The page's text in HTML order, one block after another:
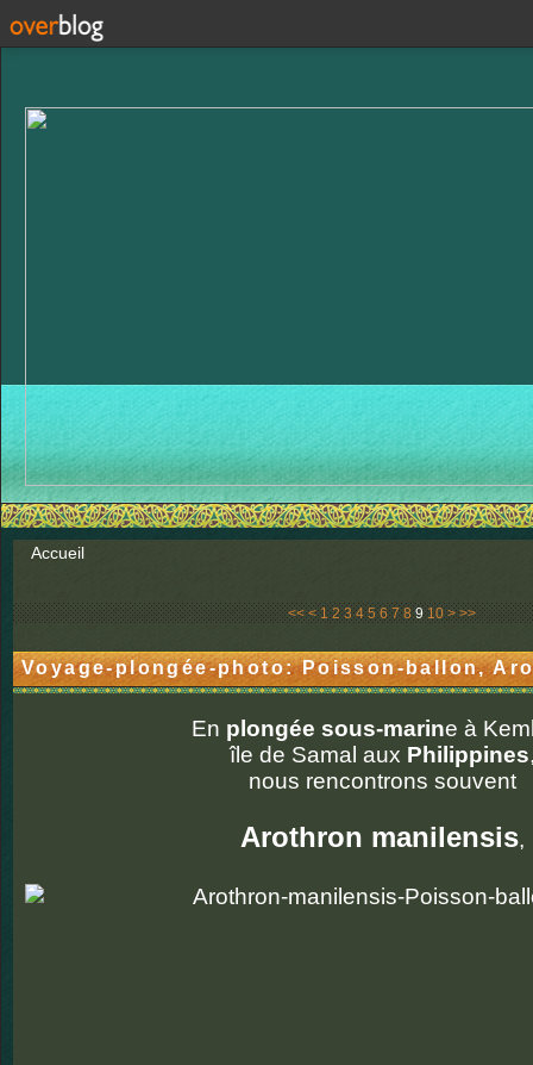
Accueil
<< < 1 2 3 4 5 6 7 8 9 1020
30
> >>
Voyage-plongée-photo: Poisson-ballon,
En plongée sous-marine à
île de Samal aux Philippines
nous rencontrons souvent
Arothron manilensis,